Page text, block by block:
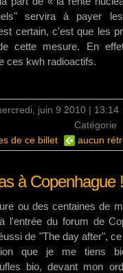
servira à payer les
certain, c'est que les
cette mesure. En
ces kwh radioactifs.
juin 9 2010 | 13:14
Catégorie
de ce billet
aucun
à Copenhague !
ou des centaines de
l'entrée du forum de
de "The day after",
que je me tiens
bio, devant mon